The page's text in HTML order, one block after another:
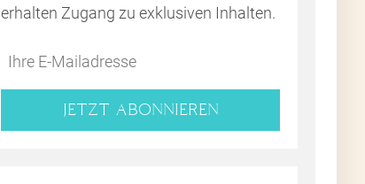
erhalten Zugang zu exklusiven Inhalten.
JETZT ABONNIEREN